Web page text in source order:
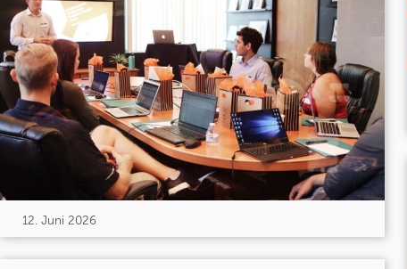
12. Juni 2026